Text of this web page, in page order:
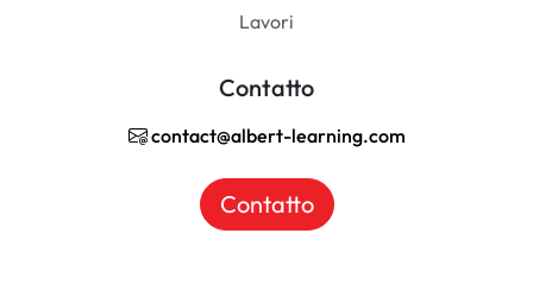
Lavori
Contatto
contact@albert-learning.com
Contatto